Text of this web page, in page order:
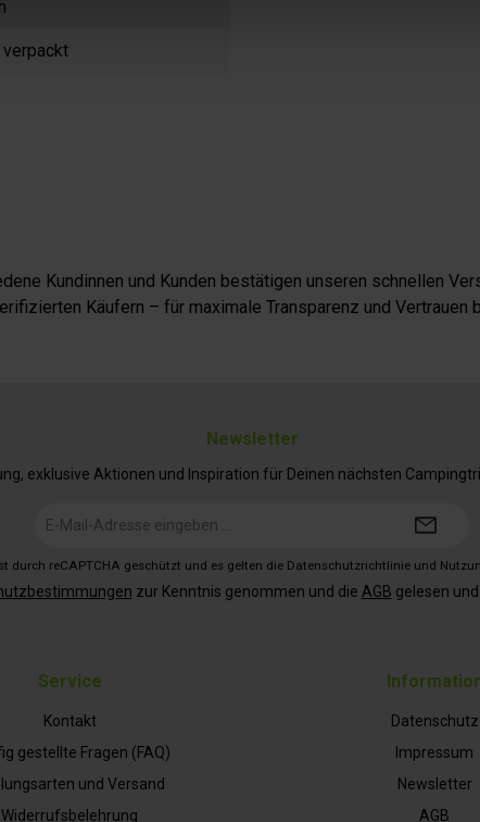
Kundinnen und Kunden bestätigen unseren schnellen
Käufern – für maximale Transparenz und Vertrauen
Service
Kontakt
gestellte Fragen (FAQ)
und Versand
Widerrufsbelehrung
Datenschutz
Impressum
Newsletter
AGB
Newsletter
exklusive Aktionen und Inspiration für Deinen nächsten
Mail-
durch reCAPTCHA geschützt und es gelten die Datenschutzrichtlinie und
zur Kenntnis genommen und die AGB gelesen